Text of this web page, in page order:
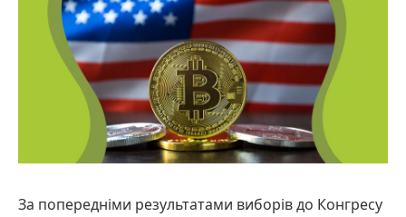
За попередніми результатами виборів до Конгресу